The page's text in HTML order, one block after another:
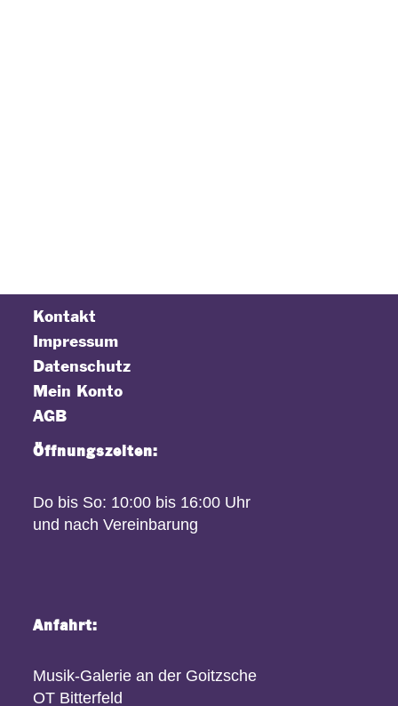
Kontakt
Impressum
Datenschutz
Mein Konto
AGB
Öffnungszeiten:
Do bis So: 10:00 bis 16:00 Uhr
und nach Vereinbarung
Anfahrt:
Musik-Galerie an der Goitzsche
OT Bitterfeld